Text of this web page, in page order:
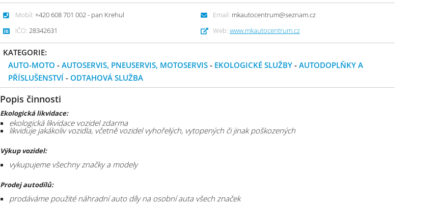
Mobil: +420 608 701 002 - pan Krehul
IČO: 28342631
Email: mkautocentrum@seznam.cz
Web: www.mkautocentrum.cz
KATEGORIE:
AUTO-MOTO -AUTOSERVIS, PNEUSERVIS, MOTOSERVIS - EKOLOGICKÉ SLUŽBY -AUTODOPLŇKY A
PŘÍSLUŠENSTVÍ - ODTAHOVÁ SLUŽBA
Popis činnosti
Ekologická likvidace:
ekologická likvidace vozidel zdarma
likviduje jakákoliv vozidla, včetně vozidel vyhořelých, vytopených či jinak poškozených
Výkup vozidel:
vykupujeme všechny značky a modely
Prodej autodílů:
prodáváme použité náhradní auto díly na osobní auta všech značek